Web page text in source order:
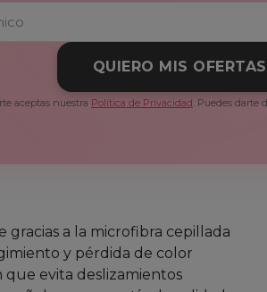
QUIERO MIS OFERTAS
aceptas nuestra Política de Privacidad. Puedes darte
gracias a la microfibra cepillada
y pérdida de color
que evita deslizamientos